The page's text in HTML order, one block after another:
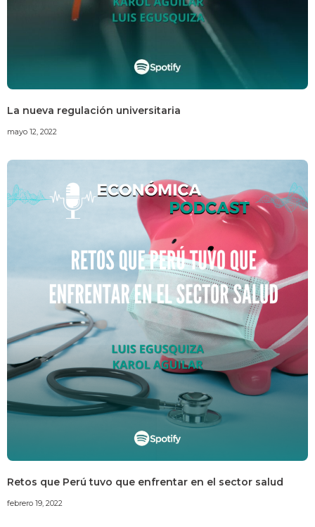
La nueva regulación universitaria
mayo 12, 2022
Retos que Perú tuvo que enfrentar en el sector salud
febrero 19, 2022